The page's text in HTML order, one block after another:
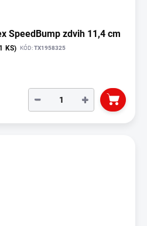
SpeedBump zdvih 11,4 cm
KS) KÓD:TX1958325
+
−